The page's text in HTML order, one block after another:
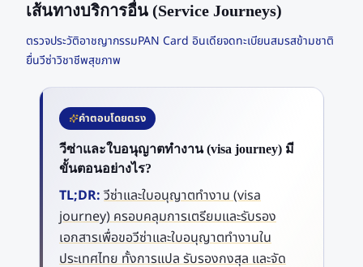
เส้นทางบริการอื่น (Service Journeys)
ตรวจประวัติอาชญากรรมPAN Card อินเดียจดทะเบียนสมรสข้ามชาติ
ยื่นวีซ่าวิชาชีพสุขภาพ
คำตอบโดยตรง
วีซ่าและใบอนุญาตทำงาน (visa journey) มี
ขั้นตอนอย่างไร?
TL;DR: วีซ่าและใบอนุญาตทำงาน (visa
journey) ครอบคลุมการเตรียมและรับรอง
เอกสารเพื่อขอวีซ่าและใบอนุญาตทำงานใน
ประเทศไทย ทั้งการแปล รับรองกงสุล และจัด